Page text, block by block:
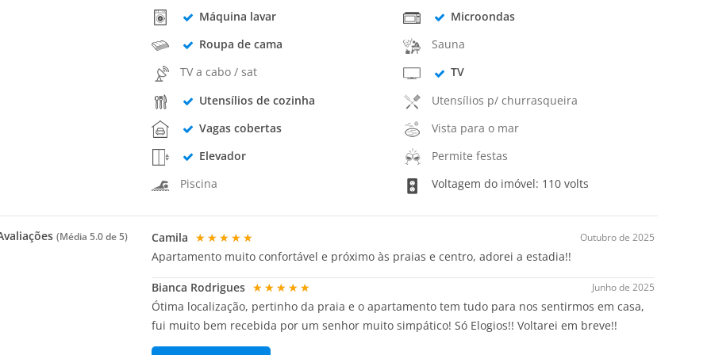
Máquina lavar
Microondas
Roupa de cama
Sauna
TV a cabo / sat
TV
Utensílios de cozinha
Utensílios p/ churrasqueira
Vagas cobertas
Vista para o mar
Elevador
Permite festas
Piscina
Voltagem do imóvel: 110 volts
(Média 5.0 de 5) Outubro de 2025
Camila ★★★★★
Apartamento muito confortável e próximo às praias e centro, adorei a estadia!!
Junho de 2025
Bianca Rodrigues ★★★★★
Ótima localização, pertinho da praia e o apartamento tem tudo para nos sentirmos em casa,
fui muito bem recebida por um senhor muito simpático! Só Elogios!! Voltarei em breve!!